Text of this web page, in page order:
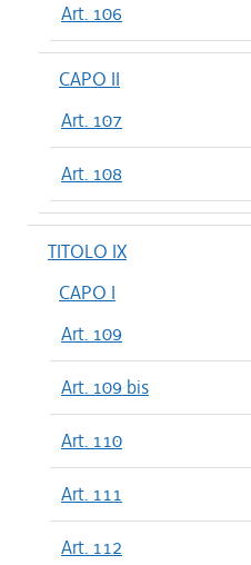
Art. 106
CAPO II
Art. 107
Art. 108
TITOLO IX
CAPO I
Art. 109
Art. 109 bis
Art. 110
Art. 111
Art. 112